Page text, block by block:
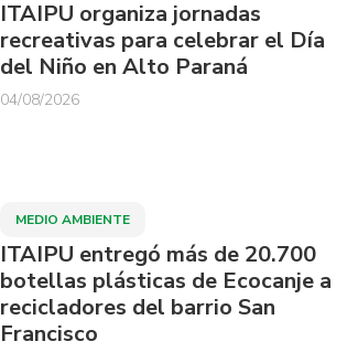
ITAIPU organiza jornadas
recreativas para celebrar el Día
del Niño en Alto Paraná
04/08/2026
MEDIO AMBIENTE
ITAIPU entregó más de 20.700
botellas plásticas de Ecocanje a
recicladores del barrio San
Francisco